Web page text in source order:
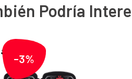
Podría
-3%